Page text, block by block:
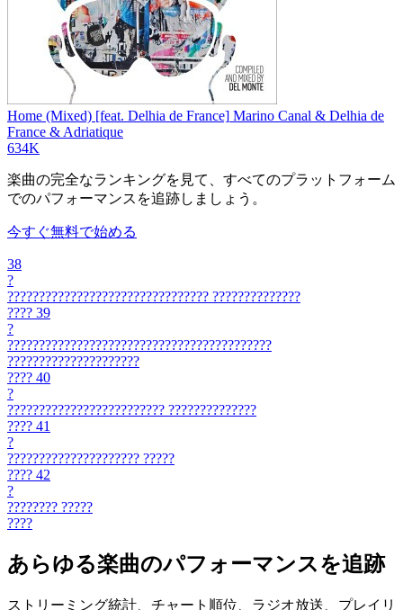
Home (Mixed) [feat. Delhia de France] Marino Canal & Delhia de
France & Adriatique
634K
楽曲の完全なランキングを見て、すべてのプラットフォーム
でのパフォーマンスを追跡しましょう。
今すぐ無料で始める
38
?
???????????????????????????????? ??????????????
???? 39
?
??????????????????????????????????????????
?????????????????????
???? 40
?
????????????????????????? ??????????????
???? 41
?
????????????????????? ?????
???? 42
?
???????? ?????
????
あらゆる楽曲のパフォーマンスを追跡
ストリーミング統計、チャート順位、ラジオ放送、プレイリ